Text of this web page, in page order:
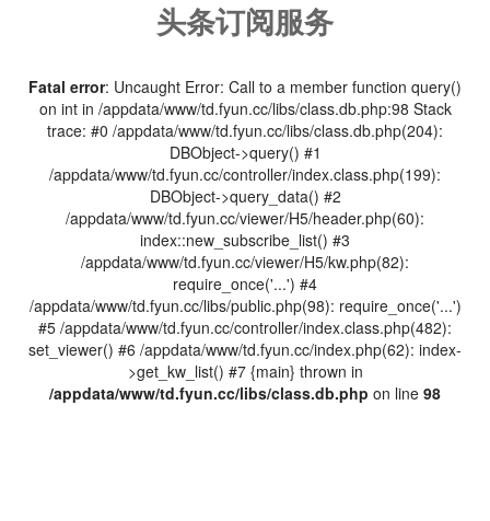
头条订阅服务
Fatal error: Uncaught Error: Call to a member function query()
on int in /appdata/www/td.fyun.cc/libs/class.db.php:98 Stack
trace: #0 /appdata/www/td.fyun.cc/libs/class.db.php(204):
DBObject->query() #1
/appdata/www/td.fyun.cc/controller/index.class.php(199):
DBObject->query_data() #2
/appdata/www/td.fyun.cc/viewer/H5/header.php(60):
index::new_subscribe_list() #3
/appdata/www/td.fyun.cc/viewer/H5/kw.php(82):
require_once('...') #4
/appdata/www/td.fyun.cc/libs/public.php(98): require_once('...')
#5 /appdata/www/td.fyun.cc/controller/index.class.php(482):
set_viewer() #6 /appdata/www/td.fyun.cc/index.php(62): index-
>get_kw_list() #7 {main} thrown in
/appdata/www/td.fyun.cc/libs/class.db.php on line 98